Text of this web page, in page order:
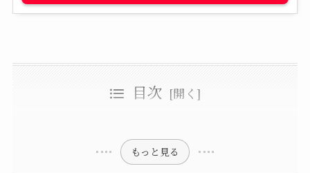
目次
白いポピーの花言葉：眠り・忘却
斑色を持つポピーの花言葉：驚き
青色のポピーの花言葉：恋の予感・憩い・深い魅力
黒いポピーは激レア！花言葉は？
ヒナゲシ：ポピーの和名の花言葉
アイスランドポピーの花言葉
カリフォルニアポピー（花菱草/ハナビシソウ）の花言葉もっと見る